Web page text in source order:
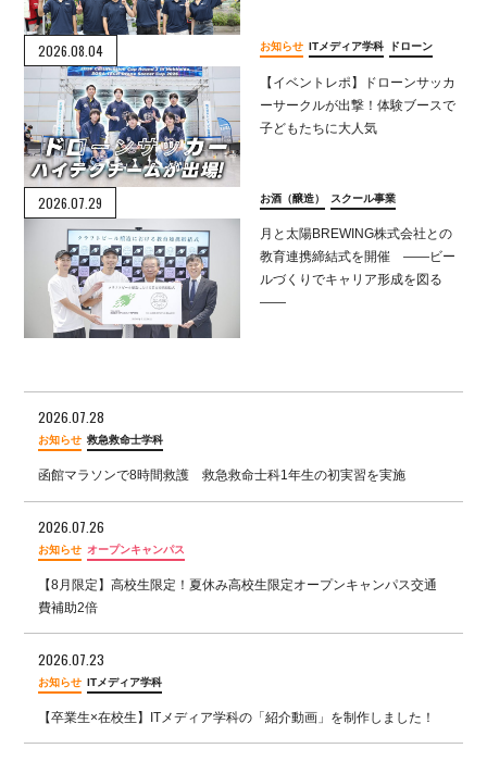
2026.08.04
【イベントレポ】ドローンサッカ
ーサークルが出撃！体験ブースで
子どもたちに大人気
お知らせ ITメディア学科 ドローン
2026.07.29
月と太陽BREWING株式会社との
教育連携締結式を開催 ――ビー
ルづくりでキャリア形成を図る
――
お酒（醸造） スクール事業
2026.07.28
お知らせ 救急救命士学科
函館マラソンで8時間救護 救急救命士科1年生の初実習を実施
2026.07.26
お知らせ オープンキャンパス
【8月限定】高校生限定！夏休み高校生限定オープンキャンパス交通
費補助2倍
2026.07.23
お知らせ ITメディア学科
【卒業生×在校生】ITメディア学科の「紹介動画」を制作しました！